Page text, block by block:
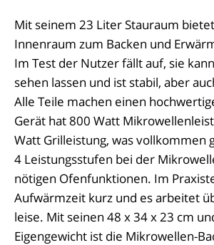
Mit seinem 23 Liter Stauraum
Innenraum zum Backen und
Im Test der Nutzer fällt auf, sie
sehen lassen und ist stabil, aber
Alle Teile machen einen
Gerät hat 800 Watt
Watt Grilleistung, was vollkommen
4 Leistungsstufen bei der
nötigen Ofenfunktionen. Im
Aufwärmzeit kurz und es arbeitet
leise. Mit seinen 48 x 34 x 23 cm
Eigengewicht ist die Mikrowellen-